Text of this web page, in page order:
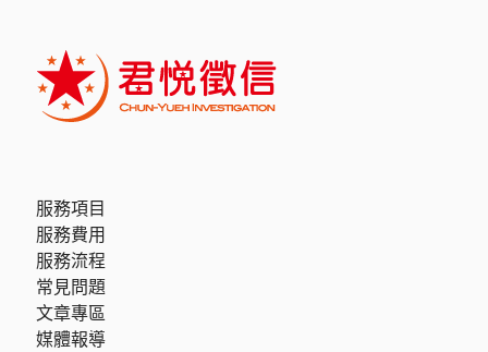
服務項目
服務費用
服務流程
常見問題
文章專區
媒體報導